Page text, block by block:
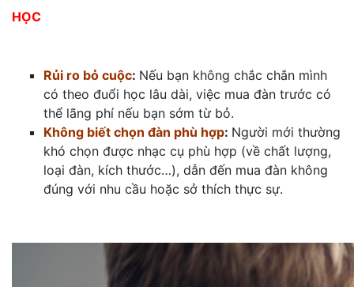
HỌC
Rủi ro bỏ cuộc: Nếu bạn không chắc chắn mình
có theo đuổi học lâu dài, việc mua đàn trước có
thể lãng phí nếu bạn sớm từ bỏ.
Không biết chọn đàn phù hợp: Người mới thường
khó chọn được nhạc cụ phù hợp (về chất lượng,
loại đàn, kích thước…), dẫn đến mua đàn không
đúng với nhu cầu hoặc sở thích thực sự.